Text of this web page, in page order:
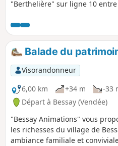
"Berthelière" sur ligne 10 entre
réaliser la boucle autour du lac.
arrêt Berthelière
Balade du
Visorandonneur
6,00 km
+34 m -33
Départ à Bessay (Vendée)
"Bessay Animations" vous
les richesses du village de
ambiance familiale et